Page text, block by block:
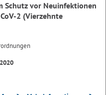
Schutz vor Neuinfektionen
2 (Vierzehnte